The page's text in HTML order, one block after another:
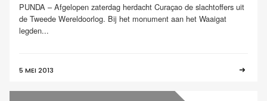
PUNDA – Afgelopen zaterdag herdacht Curaçao de slachtoffers uit
de Tweede Wereldoorlog. Bij het monument aan het Waaigat
legden...
5 MEI 2013